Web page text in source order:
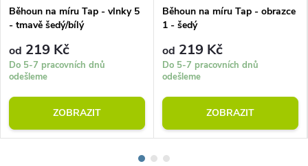
Běhoun na míru Tap - vlnky 5
- tmavě šedý/bílý
od 219 Kč
Do 5-7 pracovních dnů
odešleme
ZOBRAZIT
Běhoun na míru Tap - obrazce
1 - šedý
od 219 Kč
Do 5-7 pracovních dnů
odešleme
ZOBRAZIT